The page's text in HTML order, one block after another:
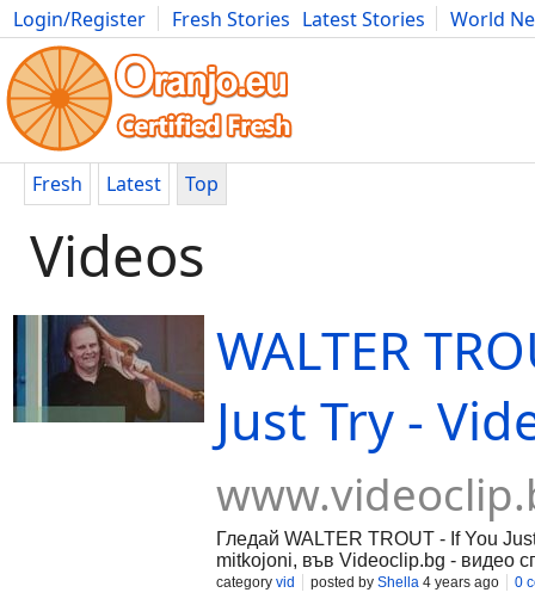
Login/Register Fresh Stories Latest Stories
World
Movies Anime Music Art Cars Advice Science
Fresh Latest Top
Videos
WALTER
Just Try -
Гледай WALTER TROUT - If You
mitkojoni, във Videoclip.bg - видео
category vid posted by Shella 4 years ago 0